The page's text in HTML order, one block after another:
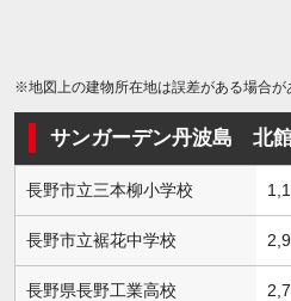
※地図上の建物所在地は誤差がある場合が
サンガーデン丹波島 北
長野市立三本柳小学校
長野市立裾花中学校
長野県長野工業高校